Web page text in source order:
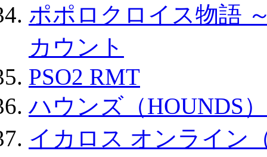
ポポロクロイス物語
カウント
PSO2 RMT
ハウンズ（HOUNDS
イカロス オンライン